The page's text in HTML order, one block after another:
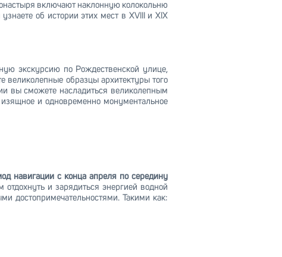
включают наклонную колокольню
об истории этих мест в XVIII и XIX
экскурсию по Рождественской улице,
великолепные образцы архитектуры того
вы сможете насладиться великолепным
и одновременно монументальное
навигации с конца апреля по середину
отдохнуть и зарядиться энергией водной
достопримечательностями. Такими как: